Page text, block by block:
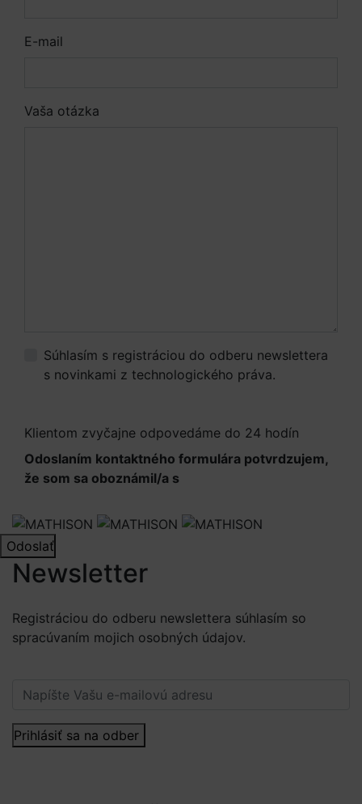
E-mail
Vaša otázka
Súhlasím s registráciou do odberu newslettera
s novinkami z technologického práva.
Klientom zvyčajne odpovedáme do 24 hodín
Odoslaním kontaktného formulára potvrdzujem,
že som sa oboznámil/a s
Odoslať
Newsletter
Registráciou do odberu newslettera súhlasím so
spracúvaním mojich osobných údajov.
Prihlásiť sa na odber